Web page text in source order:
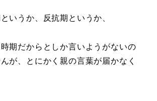
いうか、反抗期というか、
期だからとしか言いようがないの
が、とにかく親の言葉が届かなく